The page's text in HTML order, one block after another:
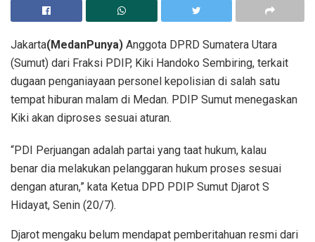
Jakarta(MedanPunya) Anggota DPRD Sumatera Utara
(Sumut) dari Fraksi PDIP, Kiki Handoko Sembiring, terkait
dugaan penganiayaan personel kepolisian di salah satu
tempat hiburan malam di Medan. PDIP Sumut menegaskan
Kiki akan diproses sesuai aturan.
“PDI Perjuangan adalah partai yang taat hukum, kalau
benar dia melakukan pelanggaran hukum proses sesuai
dengan aturan,” kata Ketua DPD PDIP Sumut Djarot S
Hidayat, Senin (20/7).
Djarot mengaku belum mendapat pemberitahuan resmi dari